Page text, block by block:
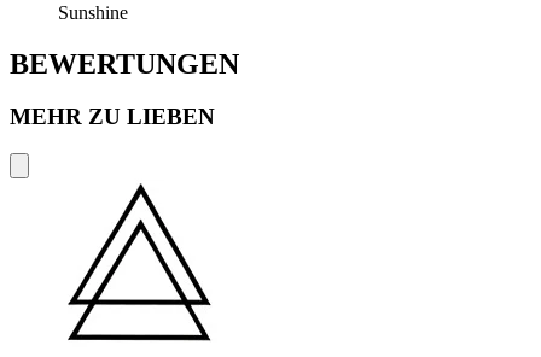
Sunshine
BEWERTUNGEN
MEHR ZU LIEBEN